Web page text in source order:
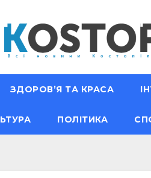
ЗДОРОВ’Я ТА КРАСА
ПОЛІТИКА